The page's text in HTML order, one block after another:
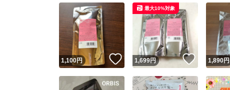
1,100円 いいね！
1,699円 いいね！
最大10%対象
1,890円